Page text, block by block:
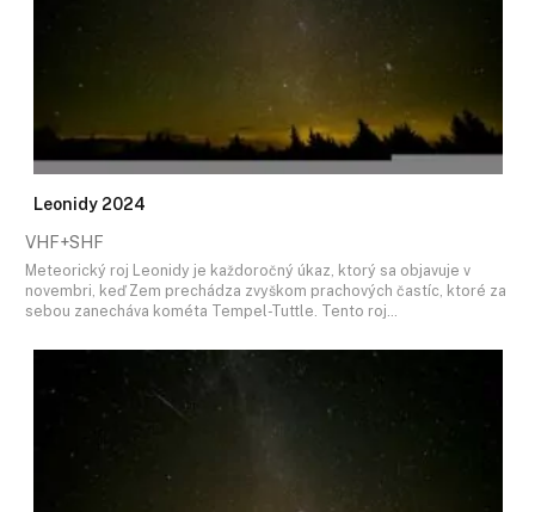
Leonidy 2024
VHF+SHF
Meteorický roj Leonidy je každoročný úkaz, ktorý sa objavuje v
novembri, keď Zem prechádza zvyškom prachových častíc, ktoré za
sebou zanecháva kométa Tempel-Tuttle. Tento roj…